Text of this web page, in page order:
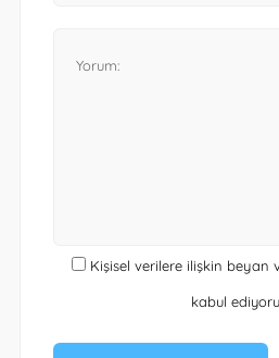
Kişisel verilere ilişkin beyan
kabul